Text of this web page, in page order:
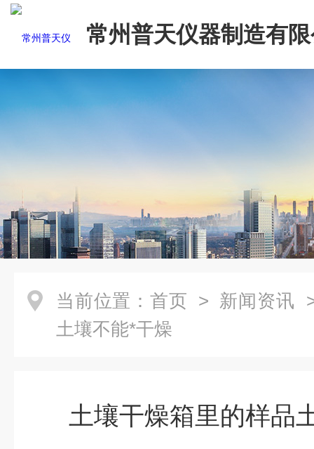
常州普天仪器制造有
当前位置： 首页 > 新闻资讯
土壤不能*干燥
土壤干燥箱里的样品